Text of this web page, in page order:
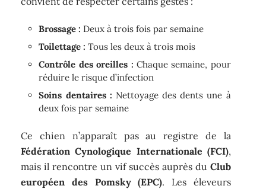
Brossage : Deux à trois fois par semaine
Toilettage : Tous les deux à trois mois
Contrôle des oreilles : Chaque semaine, pour
réduire le risque d’infection
Soins dentaires : Nettoyage des dents une à
deux fois par semaine
Ce chien n’apparaît pas au registre de la
Fédération Cynologique Internationale (FCI),
mais il rencontre un vif succès auprès du Club
européen des Pomsky (EPC). Les éleveurs